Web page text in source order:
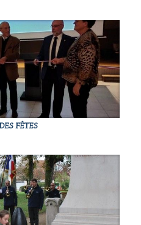
FÊTES